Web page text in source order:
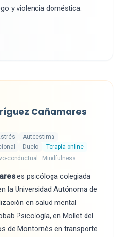
y violencia doméstica.
Cañamares
Autoestima
Duelo
Terapia online
conductual · Mindfulness
es psicóloga colegiada
la Universidad Autónoma de
en salud mental
Psicología, en Mollet del
de Montornès en transporte